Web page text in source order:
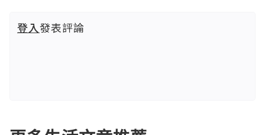
登入發表評論